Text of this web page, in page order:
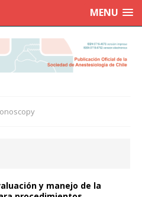
MENU
y manejo de la